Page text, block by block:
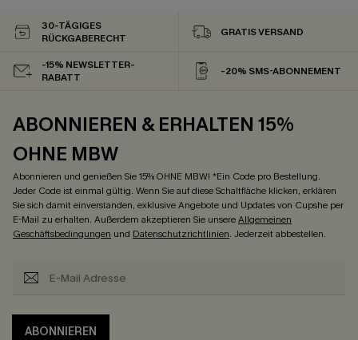
30-TÄGIGES
RÜCKGABERECHT
GRATIS VERSAND
-15% NEWSLETTER-
RABATT
-20% SMS-ABONNEMENT
ABONNIEREN & ERHALTEN 15%
OHNE MBW
Abonnieren und genießen Sie 15% OHNE MBW! *Ein Code pro Bestellung.
Jeder Code ist einmal gültig. Wenn Sie auf diese Schaltfläche klicken, erklären
Sie sich damit einverstanden, exklusive Angebote und Updates von Cupshe per
E-Mail zu erhalten. Außerdem akzeptieren Sie unsereAllgemeinen
Geschäftsbedingungen und Datenschutzrichtlinien. Jederzeit abbestellen.
ABONNIEREN